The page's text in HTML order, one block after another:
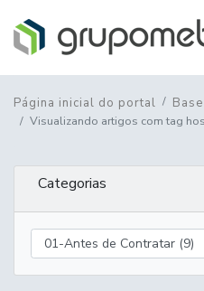
Página inicial do portal
Visualizando artigos com tag
Categorias